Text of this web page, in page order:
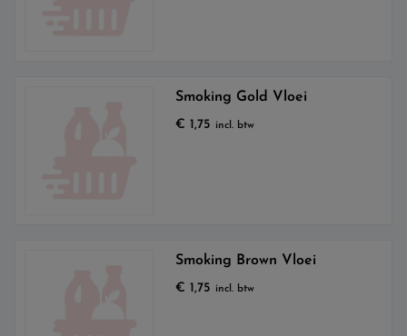
Smoking Gold Vloei
€ 1,75 incl. btw
Smoking Brown Vloei
€ 1,75 incl. btw